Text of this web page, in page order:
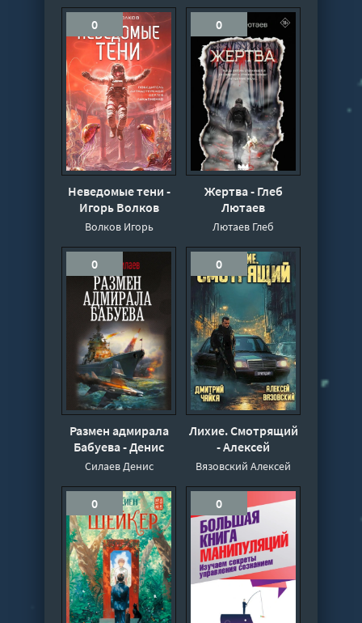
0
Неведомые тени -
Игорь Волков
Волков Игорь
0
Жертва - Глеб
Лютаев
Лютаев Глеб
0
Размен адмирала
Бабуева - Денис
Силаев
Силаев Денис
0
Лихие. Смотрящий
- Алексей
Вязовский, Чайка
Вязовский Алексей
0 0